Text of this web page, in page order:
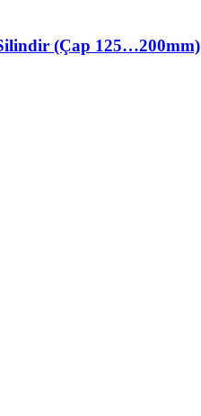
(Çap 125…200mm)